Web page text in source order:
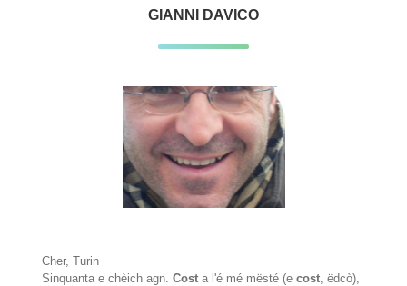
GIANNI DAVICO
Cher, Turin
Sinquanta e chèich agn.Cost a l'é mé mësté (ecost , ëdcò),